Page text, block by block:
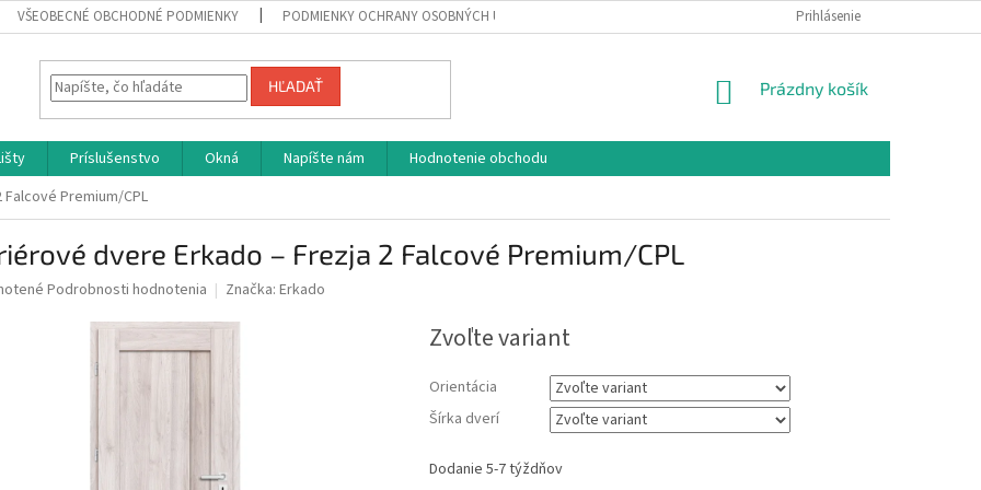
VŠEOBECNÉ OBCHODNÉ PODMIENKY PODMIENKY OCHRANY OSOBNÝCH ÚDAJOV REKLAMAČNÝ PORIADOK
Prihlásenie
HĽADAŤ
NÁKUPNÝ
Prázdny košík
Príslušenstvo Okná Napíšte nám
Hodnotenie obchodu
Premium/CPL
dvere Erkado – Frezja 2 Falcové Premium/CPL
Podrobnosti hodnotenia Značka: Erkado
Zvoľte variant
Orientácia
Šírka dverí
Dodanie 5-7 týždňov